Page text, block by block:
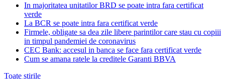
In majoritatea unitatilor BRD se poate intra fara certificat
verde
La BCR se poate intra fara certificat verde
Firmele, obligate sa dea zile libere parintilor care stau cu copiii
in timpul pandemiei de coronavirus
CEC Bank: accesul in banca se face fara certificat verde
Cum se amana ratele la creditele Garanti BBVA
Toate stirile